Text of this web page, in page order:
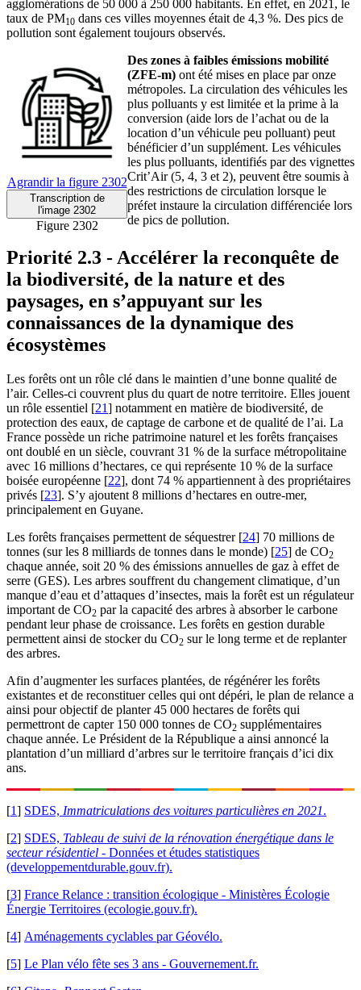
agglomérations de 50 000 à 250 000 habitants. En effet, en 2021, le
taux de PM10 dans ces villes moyennes était de 4,3 %. Des pics de
pollution sont également toujours observés.
Agrandirla figure 2302
Transcription de
l'image 2302
Figure 2302
Des zones à faibles émissions mobilité
(ZFE-m) ont été mises en place par onze
métropoles. La circulation des véhicules les
plus polluants y est limitée et la prime à la
conversion (aide lors de l’achat ou de la
location d’un véhicule peu polluant) peut
bénéficier d’un supplément. Les véhicules
les plus polluants, identifiés par des vignettes
Crit’Air (5, 4, 3 et 2), peuvent être soumis à
des restrictions de circulation lorsque le
préfet instaure la circulation différenciée lors
de pics de pollution.
Priorité 2.3 - Accélérer la reconquête de
la biodiversité, de la nature et des
paysages, en s’appuyant sur les
connaissances de la dynamique des
écosystèmes
Les forêts ont un rôle clé dans le maintien d’une bonne qualité de
l’air. Celles-ci couvrent plus du quart de notre territoire. Elles jouent
un rôle essentiel [21] notamment en matière de biodiversité, de
protection des eaux, de captage de carbone et de qualité de l’ai. La
France possède un riche patrimoine naturel et les forêts françaises
ont doublé en un siècle, couvrant 31 % de la surface métropolitaine
avec 16 millions d’hectares, ce qui représente 10 % de la surface
boisée européenne [22], dont 74 % appartiennent à des propriétaires
privés [23]. S’y ajoutent 8 millions d’hectares en outre-mer,
principalement en Guyane.
Les forêts françaises permettent de séquestrer[24] 70 millions de
tonnes (sur les 8 milliards de tonnes dans le monde) [25] de CO2
chaque année, soit 20 % des émissions annuelles de gaz à effet de
serre (GES). Les arbres souffrent du changement climatique, d’un
manque d’eau et d’attaques d’insectes, mais la forêt est un régulateur
important de CO2 par la capacité des arbres à absorber le carbone
pendant leur phase de croissance. Les forêts en gestion durable
permettent ainsi de stocker du CO2 sur le long terme et de replanter
des arbres.
Afin d’augmenter les surfaces plantées, de régénérer les forêts
existantes et de reconstituer celles qui ont dépéri, le plan de relance a
ainsi pour objectif de planter 45 000 hectares de forêts qui
permettront de capter 150 000 tonnes de CO2 supplémentaires
chaque année. Le Président de la République a ainsi annoncé la
plantation d’un milliard d’arbres sur le territoire français d’ici dix
ans.
[1] SDES, Immatriculations des voitures particulières en 2021.
[2] SDES, Tableau de suivi de la rénovation énergétique dans le
secteur résidentiel - Données et études statistiques
(developpementdurable.gouv.fr).
[3] France Relance : transition écologique - Ministères Écologie
Énergie Territoires (ecologie.gouv.fr).
[4] Aménagements cyclables par Géovélo.
[5] Le Plan vélo fête ses 3 ans - Gouvernement.fr.